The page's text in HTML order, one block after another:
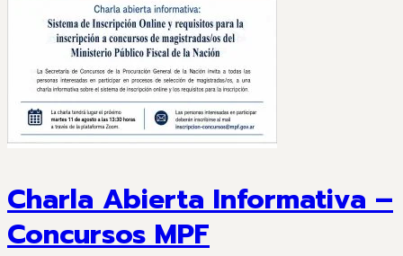
Charla Abierta Informativa –
Concursos MPF